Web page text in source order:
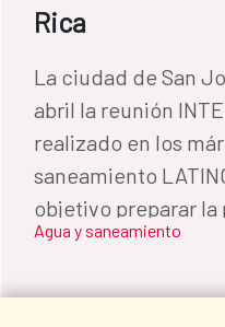
Rica
La ciudad de San
abril la reunión
realizado en los
saneamiento
objetivo preparar
Directores
2019 en República
Agua y saneamiento